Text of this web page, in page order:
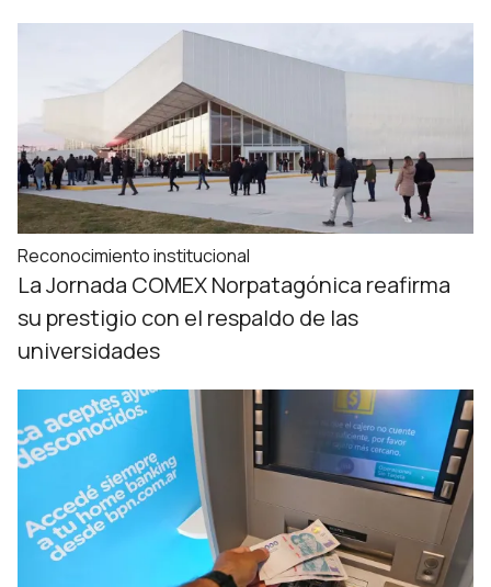
Reconocimiento institucional
La Jornada COMEX Norpatagónica reafirma
su prestigio con el respaldo de las
universidades